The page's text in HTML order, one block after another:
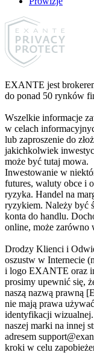
EXANTE jest
do ponad 50 rynków
Wszelkie informacje
w celach
lub zaproszenie do
jakichkolwiek
może być tutaj mowa.
Inwestowanie w
futures, waluty obce i
ryzyka. Handel na
ryzykiem. Należy być
konta do handlu.
online, może zarówno
Drodzy Klienci i
oszustw w Internecie
i logo EXANTE oraz
prosimy upewnić się,
naszą nazwą prawną
nie mają prawa
identyfikacji
naszej marki na innej
adresem
kroki w celu